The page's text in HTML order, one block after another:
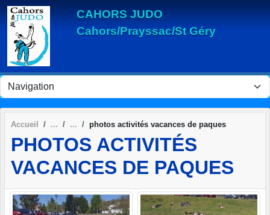
CAHORS JUDO
Cahors/Prayssac/St Géry
Accueil photos activités vacances de paques
PHOTOS ACTIVITÉS
VACANCES DE PAQUES
Panneau de gestion des cookies